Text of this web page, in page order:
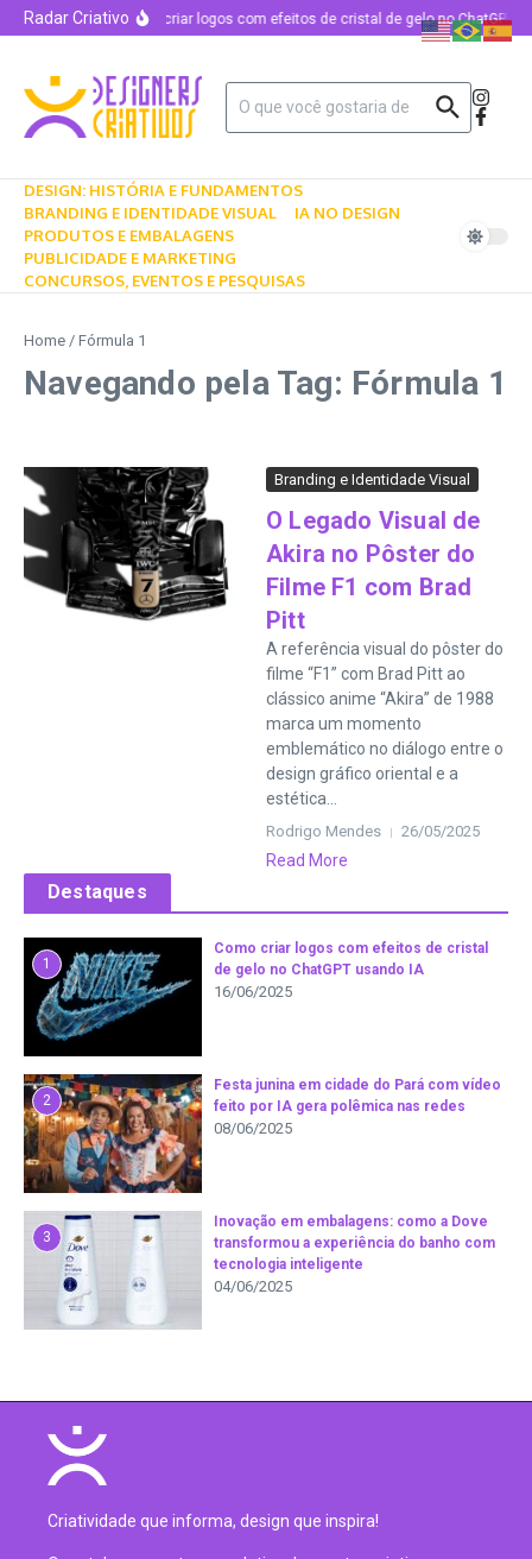
Radar CriativoComo criar logos com efeitos de cristal de gelo no ChatGPT
DESIGN: HISTÓRIA E FUNDAMENTOS
BRANDING E IDENTIDADE VISUAL
IA NO DESIGN
PRODUTOS E EMBALAGENS
PUBLICIDADE E MARKETING
CONCURSOS, EVENTOS E PESQUISAS
Home / Fórmula 1
Navegando pela Tag: Fórmula 1
Branding e Identidade Visual
O Legado Visual de
Akira no Pôster do
Filme F1 com Brad
Pitt
A referência visual do pôster do
filme “F1” com Brad Pitt ao
clássico anime “Akira” de 1988
marca um momento
emblemático no diálogo entre o
design gráfico oriental e a
estética...
Rodrigo Mendes 26/05/2025
Read More
Destaques
1
Como criar logos com efeitos de cristal
de gelo no ChatGPT usando IA
16/06/2025
2
Festa junina em cidade do Pará com vídeo
feito por IA gera polêmica nas redes
08/06/2025
3
Inovação em embalagens: como a Dove
transformou a experiência do banho com
tecnologia inteligente
04/06/2025
Criatividade que informa, design que inspira!